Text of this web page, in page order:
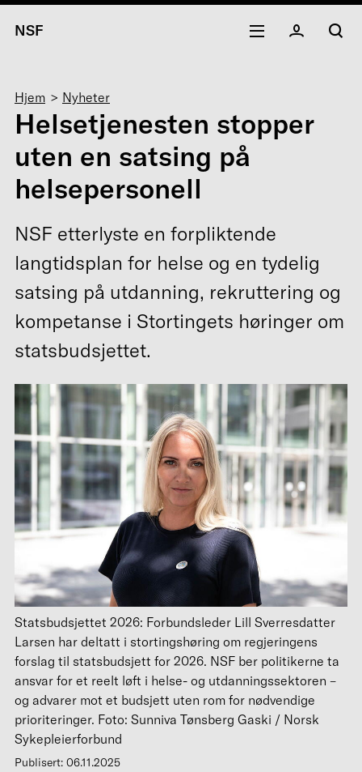
NSF
Navigasjonssti
Hjem Nyheter
Helsetjenesten stopper
uten en satsing på
helsepersonell
NSF etterlyste en forpliktende
langtidsplan for helse og en tydelig
satsing på utdanning, rekruttering og
kompetanse i Stortingets høringer om
statsbudsjettet.
Statsbudsjettet 2026: Forbundsleder Lill Sverresdatter
Larsen har deltatt i stortingshøring om regjeringens
forslag til statsbudsjett for 2026. NSF ber politikerne ta
ansvar for et reelt løft i helse- og utdanningssektoren –
og advarer mot et budsjett uten rom for nødvendige
prioriteringer. Foto: Sunniva Tønsberg Gaski / Norsk
Sykepleierforbund
Publisert: 06.11.2025